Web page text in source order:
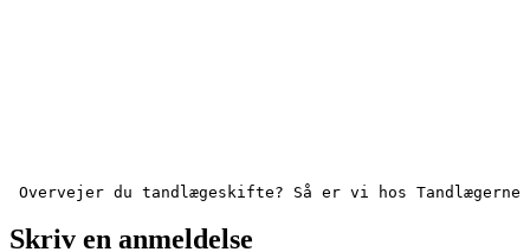
Overvejer du tandlægeskifte? Så er vi hos
Skriv en anmeldelse